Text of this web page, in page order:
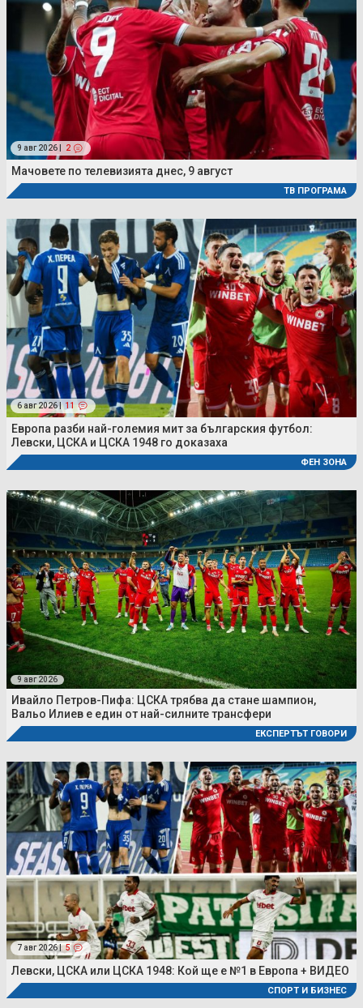
9 авг 2026 | 2
Мачовете по телевизията днес, 9 август
ТВ ПРОГРАМА
6 авг 2026 | 11
Европа разби най-големия мит за българския футбол:
Левски, ЦСКА и ЦСКА 1948 го доказаха
ФЕН ЗОНА
9 авг 2026
Ивайло Петров-Пифа: ЦСКА трябва да стане шампион,
Вальо Илиев е един от най-силните трансфери
ЕКСПЕРТЪТ ГОВОРИ
7 авг 2026 | 5
Левски, ЦСКА или ЦСКА 1948: Кой ще е №1 в Европа + ВИДЕО
СПОРТ И БИЗНЕС